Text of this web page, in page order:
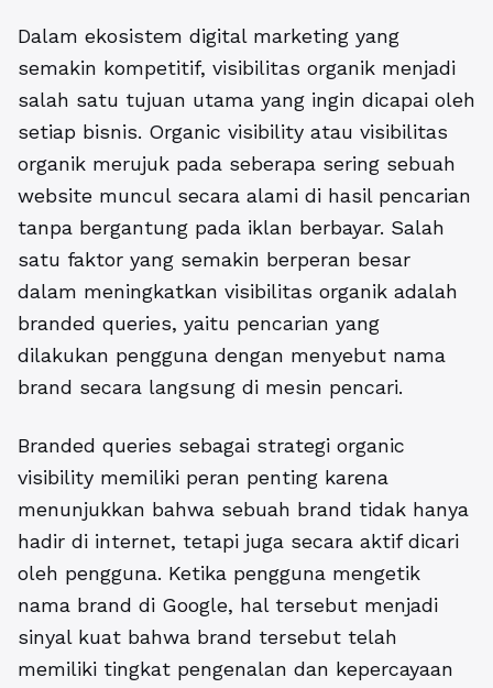
Dalam ekosistem digital marketing yang
semakin kompetitif, visibilitas organik menjadi
salah satu tujuan utama yang ingin dicapai oleh
setiap bisnis. Organic visibility atau visibilitas
organik merujuk pada seberapa sering sebuah
website muncul secara alami di hasil pencarian
tanpa bergantung pada iklan berbayar. Salah
satu faktor yang semakin berperan besar
dalam meningkatkan visibilitas organik adalah
branded queries, yaitu pencarian yang
dilakukan pengguna dengan menyebut nama
brand secara langsung di mesin pencari.
Branded queries sebagai strategi organic
visibility memiliki peran penting karena
menunjukkan bahwa sebuah brand tidak hanya
hadir di internet, tetapi juga secara aktif dicari
oleh pengguna. Ketika pengguna mengetik
nama brand di Google, hal tersebut menjadi
sinyal kuat bahwa brand tersebut telah
memiliki tingkat pengenalan dan kepercayaan